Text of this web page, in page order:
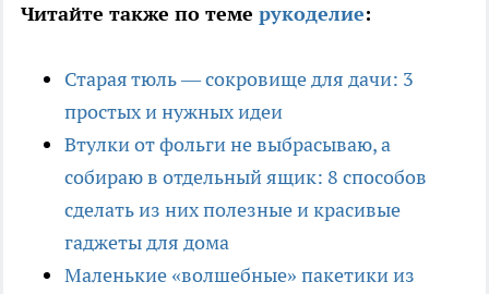
Читайте также по теме рукоделие:
Старая тюль — сокровище для дачи: 3
простых и нужных идеи
Втулки от фольги не выбрасываю, а
собираю в отдельный ящик: 8 способов
сделать из них полезные и красивые
гаджеты для дома
Маленькие «волшебные» пакетики из